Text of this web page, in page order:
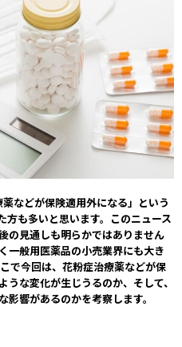
などが保険適用外になる」という
方も多いと思います。このニュース
の見通しも明らかではありません
一般用医薬品の小売業界にも大き
で今回は、花粉症治療薬などが保
な変化が生じうるのか、そして、
響があるのかを考察します。